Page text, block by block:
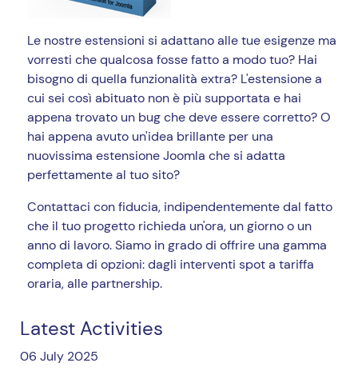
Le nostre estensioni si adattano alle tue esigenze ma
vorresti che qualcosa fosse fatto a modo tuo? Hai
bisogno di quella funzionalità extra? L'estensione a
cui sei così abituato non è più supportata e hai
appena trovato un bug che deve essere corretto? O
hai appena avuto un'idea brillante per una
nuovissima estensione Joomla che si adatta
perfettamente al tuo sito?
Contattaci con fiducia, indipendentemente dal fatto
che il tuo progetto richieda un'ora, un giorno o un
anno di lavoro. Siamo in grado di offrire una gamma
completa di opzioni: dagli interventi spot a tariffa
oraria, alle partnership.
Latest Activities
06 July 2025